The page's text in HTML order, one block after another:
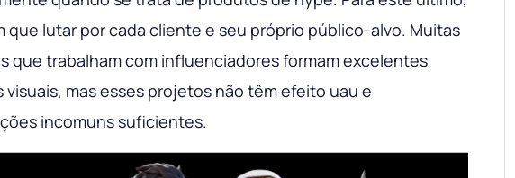
que lutar por cada cliente e seu próprio público-alvo. Muitas
que trabalham com influenciadores formam excelentes
visuais, mas esses projetos não têm efeito uau e
incomuns suficientes.